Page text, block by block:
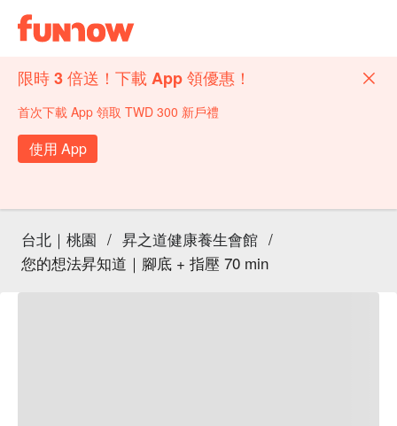
限時 3 倍送！下載 App 領優惠！
首次下載 App 領取 TWD 300 新戶禮
使用 App
台北｜桃園 / 昇之道健康養生會館 /
您的想法昇知道｜腳底 + 指壓 70 min